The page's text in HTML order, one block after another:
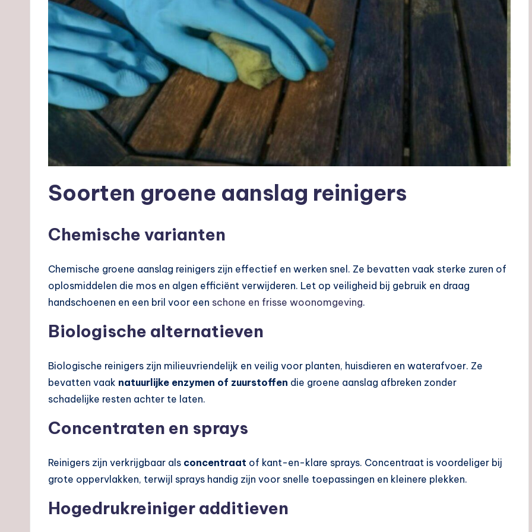
Soorten groene aanslag reinigers
Chemische varianten
Chemische groene aanslag reinigers zijn effectief en werken snel. Ze bevatten vaak sterke zuren of
oplosmiddelen die mos en algen efficiënt verwijderen. Let op veiligheid bij gebruik en draag
handschoenen en een bril voor een schone en frisse woonomgeving.
Biologische alternatieven
Biologische reinigers zijn milieuvriendelijk en veilig voor planten, huisdieren en waterafvoer. Ze
bevatten vaak natuurlijke enzymen of zuurstoffen die groene aanslag afbreken zonder
schadelijke resten achter te laten.
Concentraten en sprays
Reinigers zijn verkrijgbaar als concentraat of kant-en-klare sprays. Concentraat is voordeliger bij
grote oppervlakken, terwijl sprays handig zijn voor snelle toepassingen en kleinere plekken.
Hogedrukreiniger additieven